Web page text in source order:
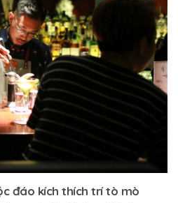
đáo kích thích trí tò mò